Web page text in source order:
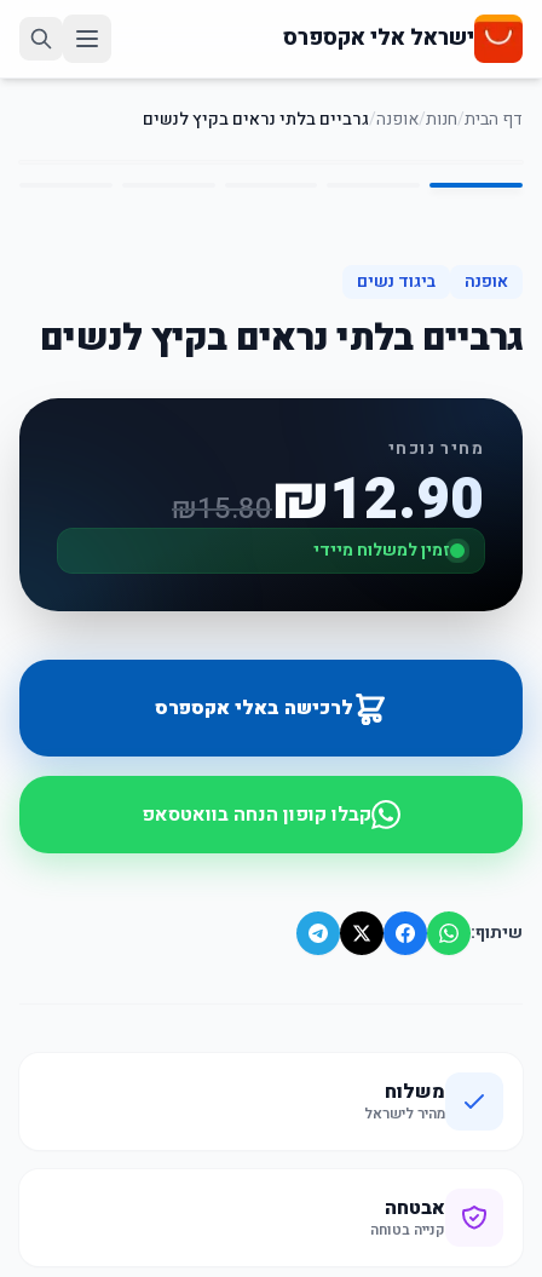
ישראל אלי אקספרס
דף הבית/חנות/אופנה/גרביים בלתי נראים בקיץ לנשים
1
/
5
אופנה ביגוד נשים
גרביים בלתי נראים בקיץ לנשים
מחיר נוכחי
₪12.90
₪15.80
זמין למשלוח מיידי
לרכישה באלי אקספרס
קבלו קופון הנחה בוואטסאפ
שיתוף:
משלוח
מהיר לישראל
אבטחה
קנייה בטוחה